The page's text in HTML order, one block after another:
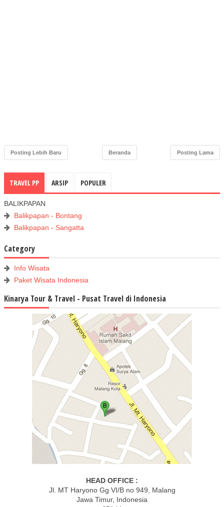
Posting Lebih Baru Posting Lama
Beranda
TRAVEL PP ARSIP POPULER
BALIKPAPAN
Balikpapan - Bontang
Balikpapan - Sangatta
Category
Info Wisata
Paket Wisata Indonesia
Kinarya Tour & Travel - Pusat Travel di Indonesia
HEAD OFFICE :
Jl. MT Haryono Gg VI/B no 949, Malang
Jawa Timur, Indonesia